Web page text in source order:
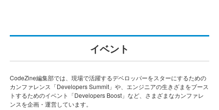
イベント
CodeZine編集部では、現場で活躍するデベロッパーをスターにするための
カンファレンス「Developers Summit」や、エンジニアの生きざまをブース
トするためのイベント「Developers Boost」など、さまざまなカンファレ
ンスを企画・運営しています。